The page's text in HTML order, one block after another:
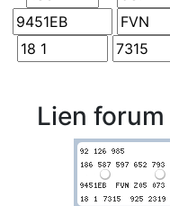
Lien